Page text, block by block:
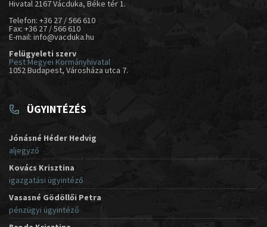
Hivatal 2167 Vácduka, Béke tér 1.
Telefon: +36 27 / 566 610
Fax: +36 27 / 566 610
E-mail: info@vacduka.hu
Felügyeleti szerv
Pest Megyei Kormányhivatal
1052 Budapest, Városháza utca 7.
ÜGYINTÉZÉS
Jónásné Héder Hedvig
aljegyző
Kovács Krisztina
igazgatási ügyintéző
Vasasné Gödöllői Petra
pénzügyi ügyintéző